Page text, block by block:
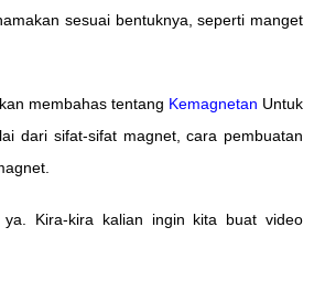
sesuai bentuknya, seperti manget
membahas tentang Kemagnetan Untuk
dari sifat-sifat magnet, cara pembuatan
Kira-kira kalian ingin kita buat video